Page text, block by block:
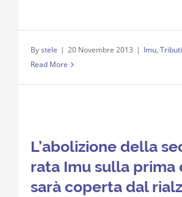
Bystele | 20 Novembre 2013 | Imu,
Read More
L’abolizione della
rata Imu sulla prima
sarà coperta dal